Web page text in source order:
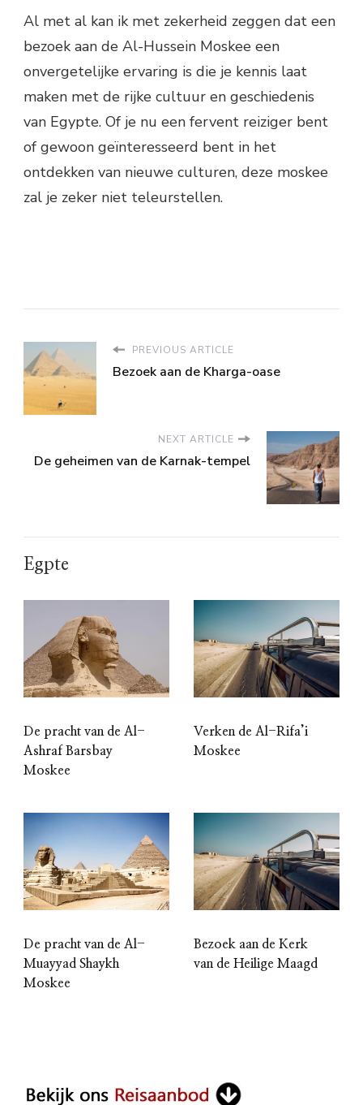
Al met al kan ik met zekerheid zeggen dat een
bezoek aan de Al-Hussein Moskee een
onvergetelijke ervaring is die je kennis laat
maken met de rijke cultuur en geschiedenis
van Egypte. Of je nu een fervent reiziger bent
of gewoon geïnteresseerd bent in het
ontdekken van nieuwe culturen, deze moskee
zal je zeker niet teleurstellen.
PREVIOUS ARTICLE
Bezoek aan de Kharga-oase
NEXT ARTICLE
De geheimen van de Karnak-tempel
Egpte
De pracht van de Al-
Ashraf Barsbay
Moskee
Verken de Al-Rifa’i
Moskee
De pracht van de Al-
Muayyad Shaykh
Moskee
Bezoek aan de Kerk
van de Heilige Maagd